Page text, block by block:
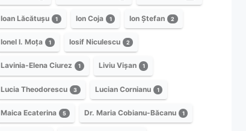
Ioan Lăcătușu 1 Ion Coja 1 Ion Ștefan 2
Ionel I. Moța 1 Iosif Niculescu 2
Lavinia-Elena Ciurez 1 Liviu Vișan 1
Lucia Theodorescu 3 Lucian Cornianu 1
Maica Ecaterina 5 Dr. Maria Cobianu-Băcanu 1